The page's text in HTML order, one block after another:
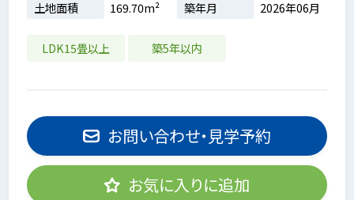
土地面積
169.70m² 築年月 2026年06月
LDK15畳以上 築5年以内
お問い合わせ・見学予約
お気に入りに追加